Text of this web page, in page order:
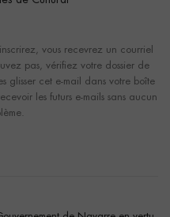
vous recevrez un courriel
pas, vérifiez votre dossier de
glisser cet e-mail dans votre boîte
les futurs e-mails sans aucun